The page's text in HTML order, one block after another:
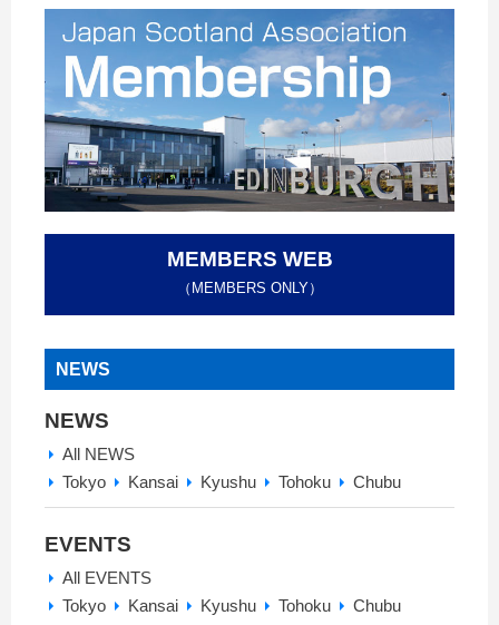
MEMBERS WEB
（MEMBERS ONLY）
NEWS
NEWS
All NEWS
Tokyo
Kansai Kyushu Tohoku Chubu
EVENTS
All EVENTS
Tokyo
Kansai Kyushu Tohoku Chubu